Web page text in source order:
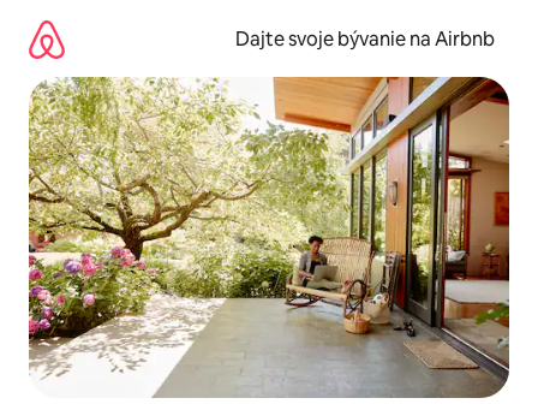
obsah.
Dajte svoje bývanie na Airbnb